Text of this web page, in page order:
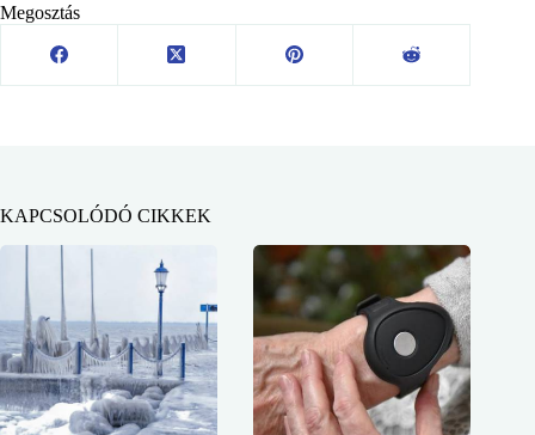
Megosztás
KAPCSOLÓDÓ CIKKEK